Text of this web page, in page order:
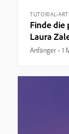
TUTORIAL-
Finde
Laura
Anfänger 1